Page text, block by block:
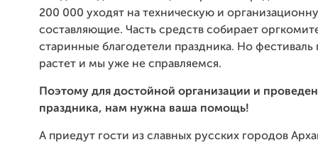
200 000 уходят на техническую и
составляющие. Часть средств собирает
старинные благодетели праздника. Но фестиваль
растет и мы уже не справляемся.
Поэтому для достойной организации и
праздника, нам нужна ваша помощь!
А приедут гости из славных русских городов